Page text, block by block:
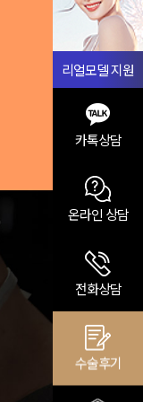
리얼모델 지원
카톡상담
온라인 상담
전화상담
수술후기